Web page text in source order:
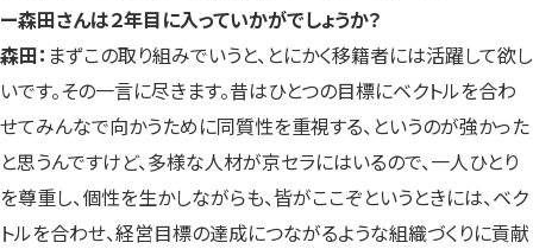
ー森田さんは２年目に入っていかがでしょうか？
森田： まずこの取り組みでいうと、とにかく移籍者には活躍して欲し
いです。その一言に尽きます。昔はひとつの目標にベクトルを合わ
せてみんなで向かうために同質性を重視する、というのが強かった
と思うんですけど、多様な人材が京セラにはいるので、一人ひとり
を尊重し、個性を生かしながらも、皆がここぞというときには、ベク
トルを合わせ、経営目標の達成につながるような組織づくりに貢献